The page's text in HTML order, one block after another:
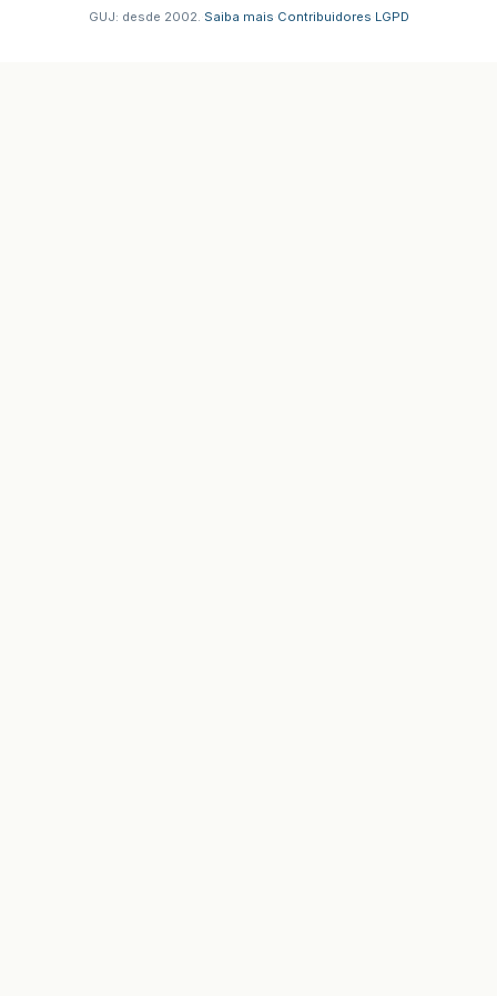
GUJ: desde 2002. Saiba mais Contribuidores LGPD